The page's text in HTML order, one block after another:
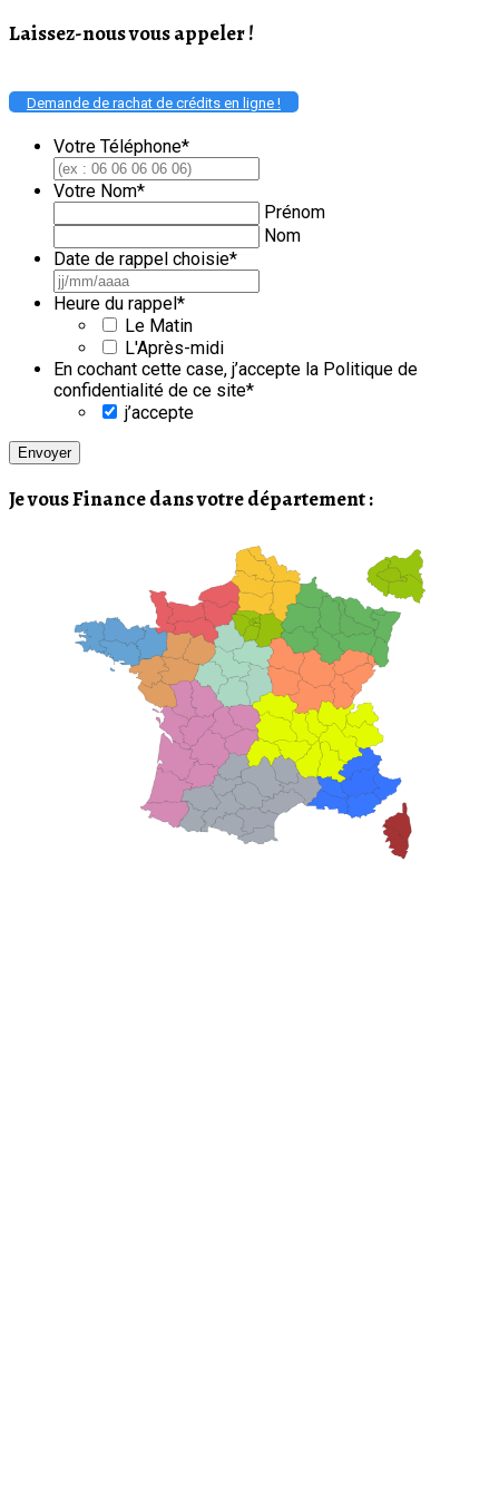
Laissez-nous vous appeler !
Demande de rachat de crédits en ligne !
Votre Téléphone*
Votre Nom*
Prénom
Nom
Date de rappel choisie*
AAAA
Heure du rappel*
Le Matin
L'Après-midi
En cochant cette case, j’accepte la Politique de
confidentialité de ce site*
j’accepte
Je vous Finance dans votre département :